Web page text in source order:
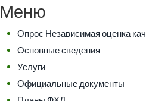
Меню
Опрос Независимая оценка
Основные сведения
Услуги
Официальные документы